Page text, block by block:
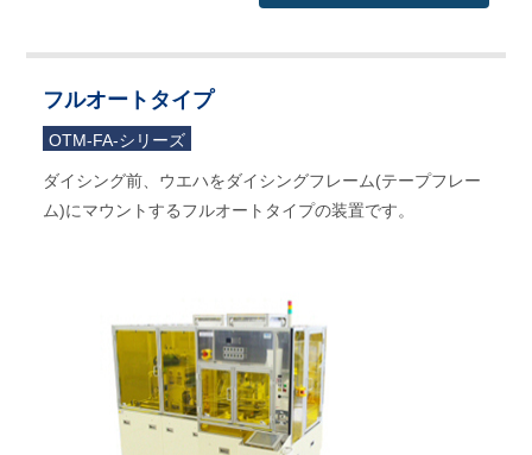
フルオートタイプ
OTM-FA-シリーズ
ダイシング前、ウエハをダイシングフレーム(テープフレー
ム)にマウントするフルオートタイプの装置です。